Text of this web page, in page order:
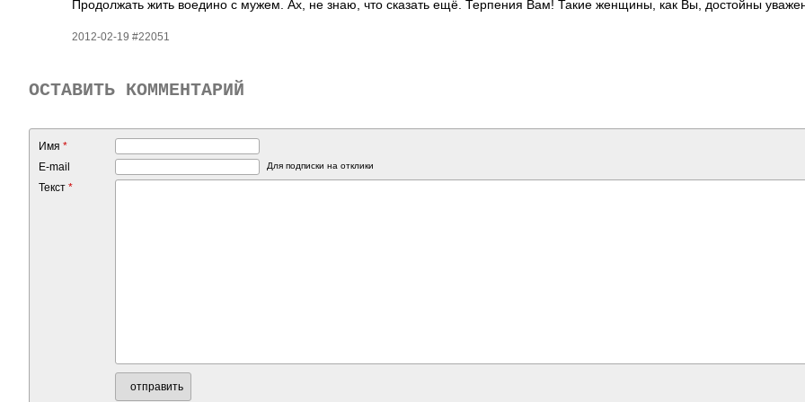
Прод­олжать жить воедино с мужем. Ах, не знаю, что сказать ещё. Терп­ения Вам! Такие женщ­ины, как Вы, дост­ойны
2012-02-19 #22051
ОСТАВИТЬ КОММЕНТАРИЙ
Имя *
E-mail
Для подписки на отклики
Текст *
отправить